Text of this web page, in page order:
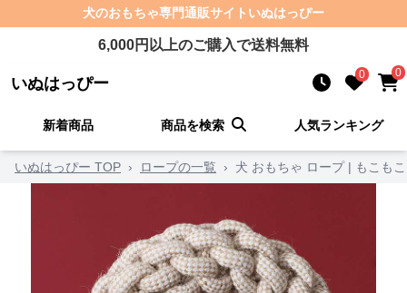
犬のおもちゃ専門通販サイト いぬはっぴー
6,000円以上のご購入で送料無料
いぬはっぴー 0 0
新着商品 商品を検索 人気ランキング
いぬはっぴー TOP › ロープの一覧 › 犬 おもちゃ ロープ | もこも